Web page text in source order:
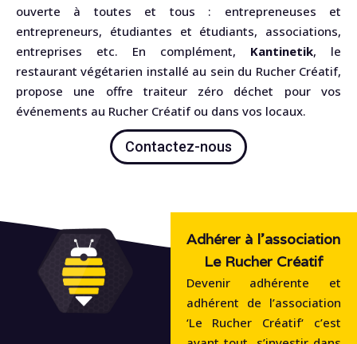
ouverte à toutes et tous : entrepreneuses et
entrepreneurs, étudiantes et étudiants, associations,
entreprises etc. En complément, Kantinetik, le
restaurant végétarien installé au sein du Rucher Créatif,
propose une offre traiteur zéro déchet pour vos
événements au Rucher Créatif ou dans vos locaux.
Contactez-nous
Adhérer à l'association
Le Rucher Créatif
Devenir adhérente et
adhérent de l’association
‘Le Rucher Créatif‘ c’est